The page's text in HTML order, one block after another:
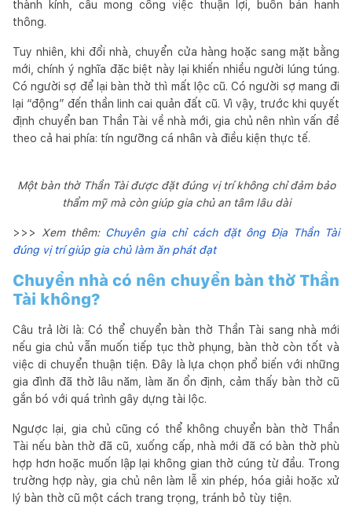
thành kính, cầu mong công việc thuận lợi, buôn bán hanh
thông.
Tuy nhiên, khi đổi nhà, chuyển cửa hàng hoặc sang mặt bằng
mới, chính ý nghĩa đặc biệt này lại khiến nhiều người lúng túng.
Có người sợ để lại bàn thờ thì mất lộc cũ. Có người sợ mang đi
lại “động” đến thần linh cai quản đất cũ. Vì vậy, trước khi quyết
định chuyển ban Thần Tài về nhà mới, gia chủ nên nhìn vấn đề
theo cả hai phía: tín ngưỡng cá nhân và điều kiện thực tế.
Một bàn thờ Thần Tài được đặt đúng vị trí không chỉ đảm bảo
thẩm mỹ mà còn giúp gia chủ an tâm lâu dài
>>> Xem thêm: Chuyên gia chỉ cách đặt ông Địa Thần Tài
đúng vị trí giúp gia chủ làm ăn phát đạt
Chuyển nhà có nên chuyển bàn thờ Thần
Tài không?
Câu trả lời là: Có thể chuyển bàn thờ Thần Tài sang nhà mới
nếu gia chủ vẫn muốn tiếp tục thờ phụng, bàn thờ còn tốt và
việc di chuyển thuận tiện. Đây là lựa chọn phổ biến với những
gia đình đã thờ lâu năm, làm ăn ổn định, cảm thấy bàn thờ cũ
gắn bó với quá trình gây dựng tài lộc.
Ngược lại, gia chủ cũng có thể không chuyển bàn thờ Thần
Tài nếu bàn thờ đã cũ, xuống cấp, nhà mới đã có bàn thờ phù
hợp hơn hoặc muốn lập lại không gian thờ cúng từ đầu. Trong
trường hợp này, gia chủ nên làm lễ xin phép, hóa giải hoặc xử
lý bàn thờ cũ một cách trang trọng, tránh bỏ tùy tiện.